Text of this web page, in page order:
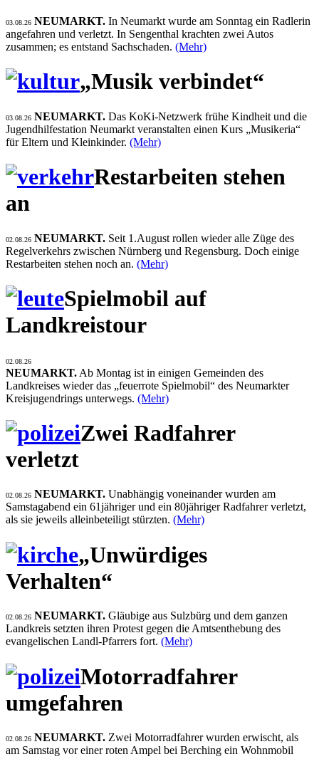
03.08.26 NEUMARKT. In Neumarkt wurde am Sonntag ein Radlerin
angefahren und verletzt. In Sengenthal krachten zwei Autos
zusammen; es entstand Sachschaden. (Mehr)
„Musik verbindet“
03.08.26 NEUMARKT. Das KoKi-Netzwerk frühe Kindheit und die
Jugendhilfestation Neumarkt veranstalten einen Kurs „Musikeria“
für Eltern und Kleinkinder. (Mehr)
Restarbeiten stehen
an
02.08.26 NEUMARKT. Seit 1.August rollen wieder alle Züge des
Regelverkehrs zwischen Nürnberg und Regensburg. Doch einige
Restarbeiten stehen noch an. (Mehr)
Spielmobil auf
Landkreistour
02.08.26
NEUMARKT. Ab Montag ist in einigen Gemeinden des
Landkreises wieder das „feuerrote Spielmobil“ des Neumarkter
Kreisjugendrings unterwegs. (Mehr)
Zwei Radfahrer
verletzt
02.08.26 NEUMARKT. Unabhängig voneinander wurden am
Samstagabend ein 61jähriger und ein 80jähriger Radfahrer verletzt,
als sie jeweils alleinbeteiligt stürzten. (Mehr)
„Unwürdiges
Verhalten“
02.08.26 NEUMARKT. Gläubige aus Sulzbürg und dem ganzen
Landkreis setzten ihren Protest gegen die Amtsenthebung des
evangelischen Landl-Pfarrers fort. (Mehr)
Motorradfahrer
umgefahren
02.08.26 NEUMARKT. Zwei Motorradfahrer wurden erwischt, als
am Samstag vor einer roten Ampel bei Berching ein Wohnmobil